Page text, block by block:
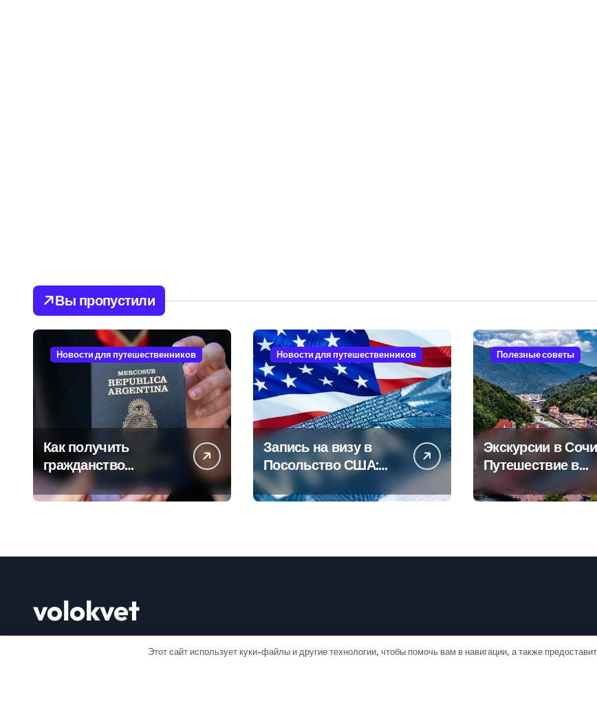
Вы пропустили
Новости для путешественников
Как получить
гражданство
Аргентины: Полное
руководство
Новости для путешественников
Запись на визу в
Посольство США:
Пошаговое
руководство
Полезные советы
Экскурсии в
Путешествие в
сердце
Черноморского
volokvet
Этот сайт использует куки-файлы и другие технологии, чтобы помочь вам в навигации, а также